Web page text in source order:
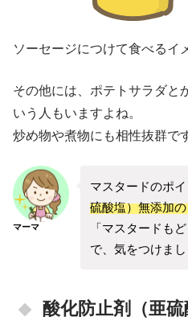
ソーセージにつけて食べるイ
その他には、ポテトサラダと
いう人もいますよね。
炒め物や煮物にも相性抜群で
マーマ
マスタードのポ
硫酸塩）無添加
「マスタードも
で、気をつけま
酸化防止剤（亜